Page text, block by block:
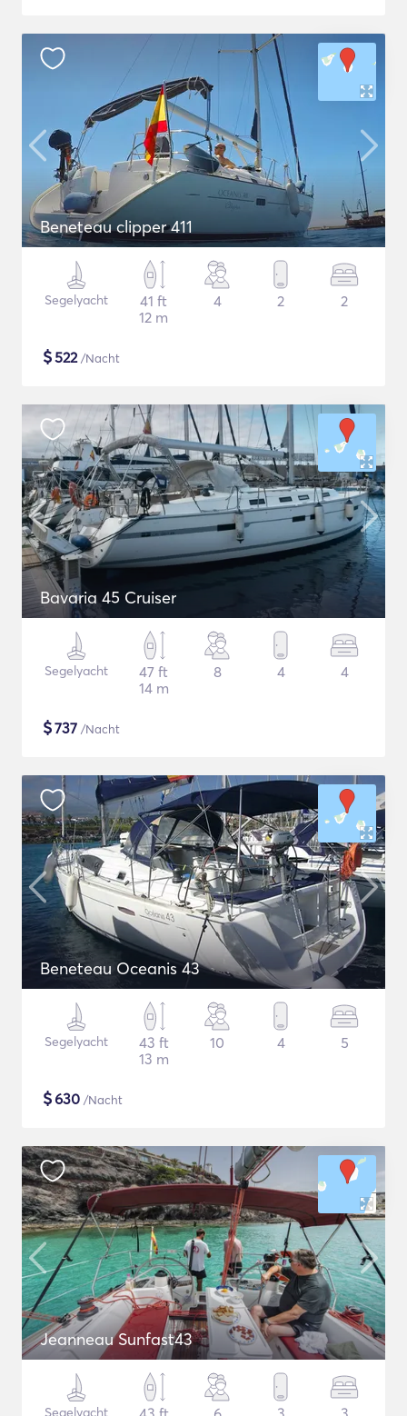
Beneteau clipper 411
Segelyacht
41 ft
12 m
4 2 2
$522/Nacht
Bavaria 45 Cruiser
Segelyacht
47 ft
14 m
8 4 4
$737 /Nacht
Beneteau Oceanis 43
Segelyacht
43 ft
13 m
10 4 5
$630 /Nacht
Jeanneau Sunfast43
Segelyacht